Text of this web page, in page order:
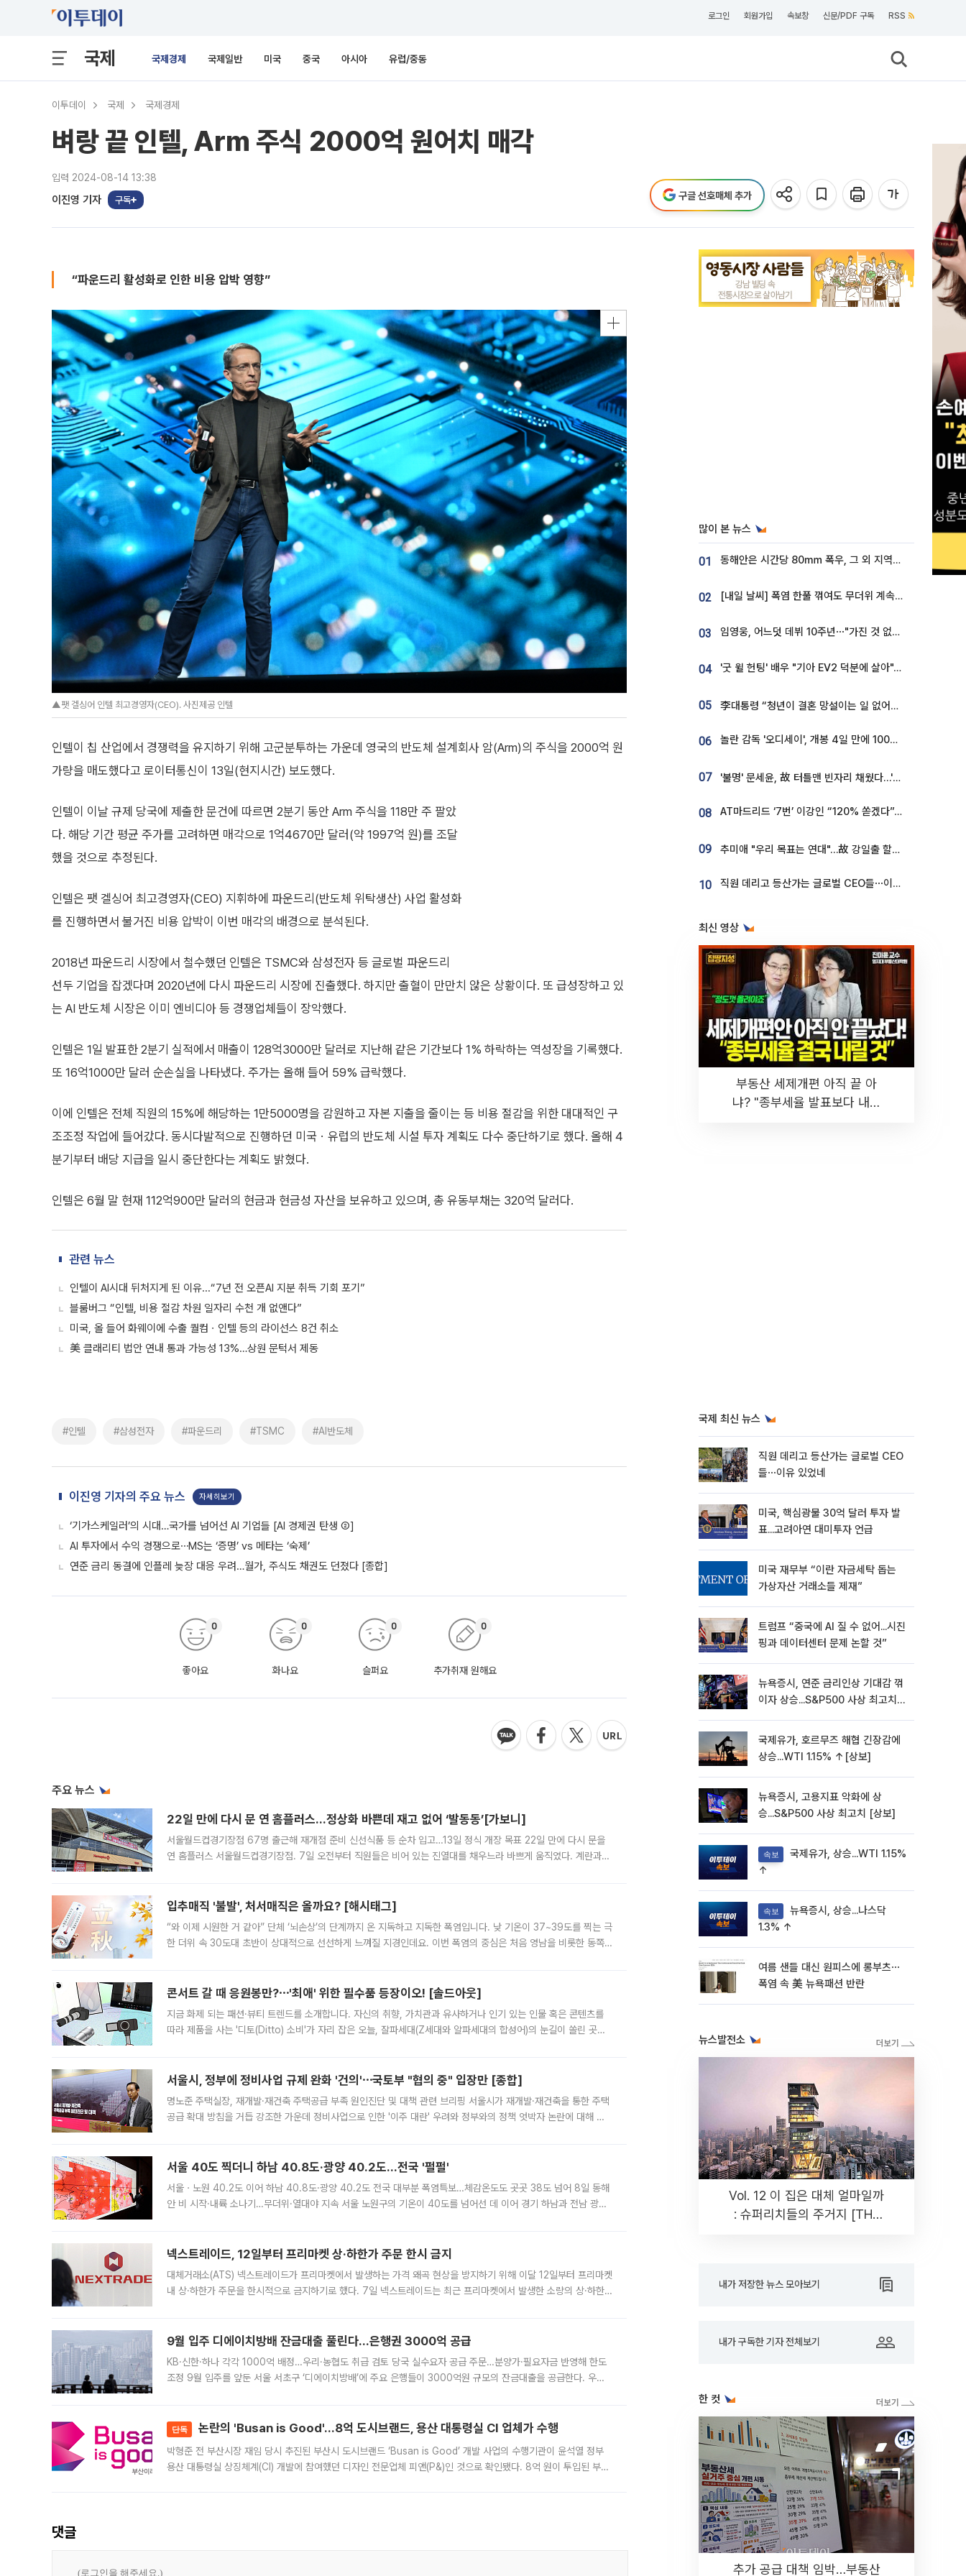
로그인 회원가입 속보창 신문/PDF 구독 RSS
국제 국제경제 국제일반 미국 중국 아시아 유럽/중동
이투데이 국제 국제경제
벼랑 끝 인텔, Arm 주식 2000억 원어치 매각
입력 2024-08-14 13:38
이진영 기자 구독 구글 선호매체 추가
“파운드리 활성화로 인한 비용 압박 영향”
▲팻 겔싱어 인텔 최고경영자(CEO). 사진제공 인텔
인텔이 칩 산업에서 경쟁력을 유지하기 위해 고군분투하는 가운데 영국의 반도체 설계회사 암(Arm)의 주식을 2000억 원
가량을 매도했다고 로이터통신이 13일(현지시간) 보도했다.
인텔이 이날 규제 당국에 제출한 문건에 따르면 2분기 동안 Arm 주식을 118만 주 팔았
다. 해당 기간 평균 주가를 고려하면 매각으로 1억4670만 달러(약 1997억 원)를 조달
했을 것으로 추정된다.
인텔은 팻 겔싱어 최고경영자(CEO) 지휘하에 파운드리(반도체 위탁생산) 사업 활성화
를 진행하면서 불거진 비용 압박이 이번 매각의 배경으로 분석된다.
2018년 파운드리 시장에서 철수했던 인텔은 TSMC와 삼성전자 등 글로벌 파운드리
선두 기업을 잡겠다며 2020년에 다시 파운드리 시장에 진출했다. 하지만 출혈이 만만치 않은 상황이다. 또 급성장하고 있
는 AI 반도체 시장은 이미 엔비디아 등 경쟁업체들이 장악했다.
인텔은 1일 발표한 2분기 실적에서 매출이 128억3000만 달러로 지난해 같은 기간보다 1% 하락하는 역성장을 기록했다.
또 16억1000만 달러 순손실을 나타냈다. 주가는 올해 들어 59% 급락했다.
이에 인텔은 전체 직원의 15%에 해당하는 1만5000명을 감원하고 자본 지출을 줄이는 등 비용 절감을 위한 대대적인 구
조조정 작업에 들어갔다. 동시다발적으로 진행하던 미국ㆍ유럽의 반도체 시설 투자 계획도 다수 중단하기로 했다. 올해 4
분기부터 배당 지급을 일시 중단한다는 계획도 밝혔다.
인텔은 6월 말 현재 112억900만 달러의 현금과 현금성 자산을 보유하고 있으며, 총 유동부채는 320억 달러다.
관련 뉴스
인텔이 AI시대 뒤처지게 된 이유...“7년 전 오픈AI 지분 취득 기회 포기”
블룸버그 “인텔, 비용 절감 차원 일자리 수천 개 없앤다”
미국, 올 들어 화웨이에 수출 퀄컴ㆍ인텔 등의 라이선스 8건 취소
美 클래리티 법안 연내 통과 가능성 13%…상원 문턱서 제동
#인텔 #삼성전자 #파운드리 #TSMC #AI반도체
이진영 기자의 주요 뉴스 자세히보기
‘기가스케일러’의 시대…국가를 넘어선 AI 기업들 [AI 경제권 탄생 ②]
AI 투자에서 수익 경쟁으로⋯MS는 ‘증명’ vs 메타는 ‘숙제’
연준 금리 동결에 인플레 늦장 대응 우려…월가, 주식도 채권도 던졌다 [종합]
좋아요
0
화나요
0
슬퍼요
0
추가취재 원해요
0
주요 뉴스
22일 만에 다시 문 연 홈플러스…정상화 바쁜데 재고 없어 ‘발동동’[가보니]
서울월드컵경기장점 67명 출근해 재개점 준비 신선식품 등 순차 입고…13일 정식 개장 목표 22일 만에 다시 문을
연 홈플러스 서울월드컵경기장점. 7일 오전부터 직원들은 비어 있는 진열대를 채우느라 바쁘게 움직였다. 계란과
입추매직 '불발', 처서매직은 올까요? [해시태그]
“와 이제 시원한 거 같아” 단체 ‘뇌손상’의 단계까지 온 지독하고 지독한 폭염입니다. 낮 기온이 37~39도를 찍는 극
한 더위 속 30도대 초반이 상대적으로 선선하게 느껴질 지경인데요. 이번 폭염의 중심은 처음 영남을 비롯한 동쪽
콘서트 갈 때 응원봉만?⋯'최애' 위한 필수품 등장이오! [솔드아웃]
지금 화제 되는 패션·뷰티 트렌드를 소개합니다. 자신의 취향, 가치관과 유사하거나 인기 있는 인물 혹은 콘텐츠를
따라 제품을 사는 '디토(Ditto) 소비'가 자리 잡은 오늘, 잘파세대(Z세대와 알파세대의 합성어)의 눈길이 쏠린 곳은
서울시, 정부에 정비사업 규제 완화 '건의'⋯국토부 "협의 중" 입장만 [종합]
명노준 주택실장, 재개발·재건축 주택공급 부족 원인진단 및 대책 관련 브리핑 서울시가 재개발·재건축을 통한 주택
공급 확대 방침을 거듭 강조한 가운데 정비사업으로 인한 '이주 대란' 우려와 정부와의 정책 엇박자 논란에 대해 정
서울 40도 찍더니 하남 40.8도·광양 40.2도…전국 '펄펄'
서울ㆍ노원 40.2도 이어 하남 40.8도·광양 40.2도 전국 대부분 폭염특보…체감온도도 곳곳 38도 넘어 8일 동해
안 비 시작·내륙 소나기…무더위·열대야 지속 서울 노원구의 기온이 40도를 넘어선 데 이어 경기 하남과 전남 광양
넥스트레이드, 12일부터 프리마켓 상·하한가 주문 한시 금지
대체거래소(ATS) 넥스트레이드가 프리마켓에서 발생하는 가격 왜곡 현상을 방지하기 위해 이달 12일부터 프리마켓
내 상·하한가 주문을 한시적으로 금지하기로 했다. 7일 넥스트레이드는 최근 프리마켓에서 발생한 소량의 상·하한
9월 입주 디에이치방배 잔금대출 풀린다…은행권 3000억 공급
KB·신한·하나 각각 1000억 배정…우리·농협도 취급 검토 당국 실수요자 공급 주문…분양가·필요자금 반영해 한도
조정 9월 입주를 앞둔 서울 서초구 ‘디에이치방배’에 주요 은행들이 3000억원 규모의 잔금대출을 공급한다. 우리
단독 논란의 'Busan is Good'…8억 도시브랜드, 용산 대통령실 CI 업체가 수행
박형준 전 부산시장 재임 당시 추진된 부산시 도시브랜드 ‘Busan is Good’ 개발 사업의 수행기관이 윤석열 정부
용산 대통령실 상징체계(CI) 개발에 참여했던 디자인 전문업체 피앤(P&)인 것으로 확인됐다. 8억 원이 투입된 부산
댓글
많이 본 뉴스
01 동해안은 시간당 80㎜ 폭우, 그 외 지역은 폭염…‘극과 극 날씨’
02 [내일 날씨] 폭염 한풀 꺾여도 무더위 계속⋯동해안 이틀 연속 비
03 임영웅, 어느덧 데뷔 10주년⋯"가진 것 없던 시절, 내 앞엔 20명의 팬뿐"
04 '굿 윌 헌팅' 배우 "기아 EV2 덕분에 살아"…교통사고 후 안전성 극찬
05 李대통령 “청년이 결혼 망설이는 일 없어야...제도상 불이익 조사”
06 놀란 감독 '오디세이', 개봉 4일 만에 100만 돌파⋯'왕사남' 보다 빠르다
07 '불명' 문세윤, 故 터틀맨 빈자리 채웠다…'거북이' 눈물의 최종 우승
08 AT마드리드 ‘7번’ 이강인 “120% 쏟겠다”⋯시메오네 감독 “필요한 선수”
09 추미애 "우리 목표는 연대"…故 강일출 할머니 흉상 제막
10 직원 데리고 등산가는 글로벌 CEO들⋯이유 있었네
최신 영상
부동산 세제개편 아직 끝 아
냐? "종부세율 발표보다 내릴
국제 최신 뉴스
직원 데리고 등산가는 글로벌 CEO
들⋯이유 있었네
미국, 핵심광물 30억 달러 투자 발
표...고려아연 대미투자 언급
미국 재무부 “이란 자금세탁 돕는
가상자산 거래소들 제재”
트럼프 “중국에 AI 질 수 없어...시진
핑과 데이터센터 문제 논할 것”
뉴욕증시, 연준 금리인상 기대감 꺾
이자 상승...S&P500 사상 최고치
국제유가, 호르무즈 해협 긴장감에
상승...WTI 1.15% ↑[상보]
뉴욕증시, 고용지표 악화에 상
승...S&P500 사상 최고치 [상보]
속보
↑
속보
1.3% ↑
여름 샌들 대신 원피스에 롱부츠⋯
폭염 속 美 뉴욕패션 반란
뉴스발전소
Vol. 12 이 집은 대체 얼마일까
: 슈퍼리치들의 주거지 [THE
내가 저장한 뉴스 모아보기
내가 구독한 기자 전체보기
한 컷
추가 공급 대책 임박…부동산